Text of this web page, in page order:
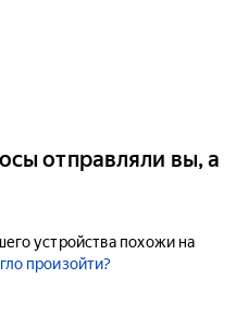
отправляли вы, а
устройства похожи на
произойти?